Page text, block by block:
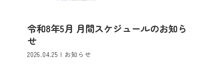
令和8年5月 月間スケジュールのお知ら
せ
2026.04.25 | お知らせ